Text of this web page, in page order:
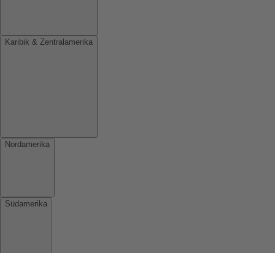
Karibik & Zentralamerika
Nordamerika
Südamerika